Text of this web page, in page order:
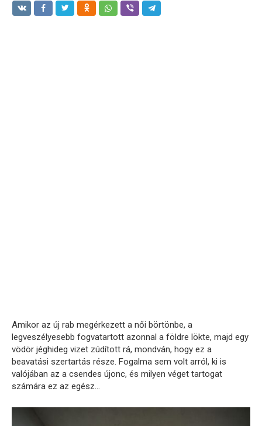
Amikor az új rab megérkezett a női börtönbe, a
legveszélyesebb fogvatartott azonnal a földre lökte, majd egy
vödör jéghideg vizet zúdított rá, mondván, hogy ez a
beavatási szertartás része. Fogalma sem volt arról, ki is
valójában az a csendes újonc, és milyen véget tartogat
számára ez az egész…